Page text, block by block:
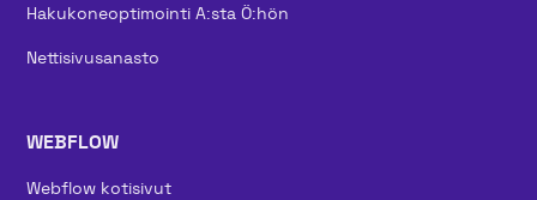
Hakukoneoptimointi A:sta Ö:hön
Nettisivusanasto
WEBFLOW
Webflow kotisivut